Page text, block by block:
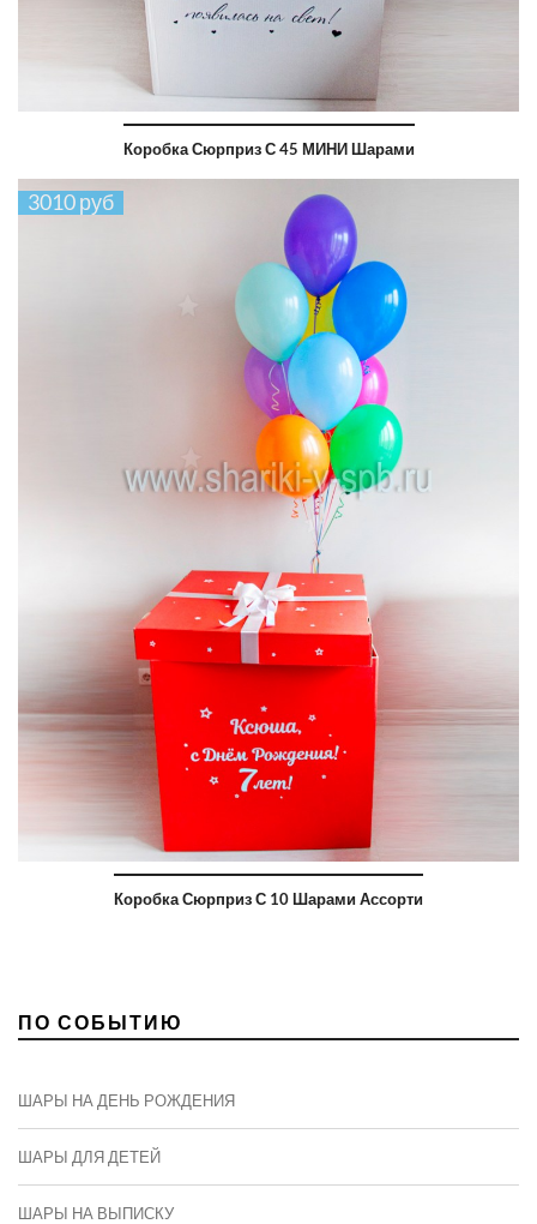
Коробка Сюрприз С 45 МИНИ Шарами
3010 руб
Коробка Сюрприз С 10 Шарами Ассорти
ПО СОБЫТИЮ
ШАРЫ НА ДЕНЬ РОЖДЕНИЯ
ШАРЫ ДЛЯ ДЕТЕЙ
ШАРЫ НА ВЫПИСКУ